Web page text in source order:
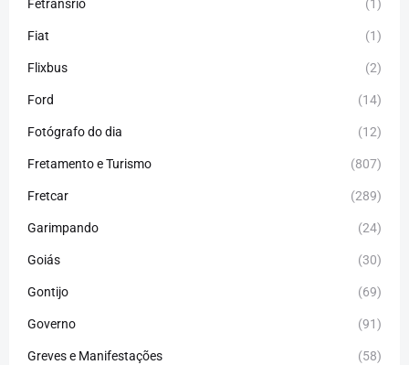
Fetransrio (1)
Fiat (1)
Flixbus (2)
Ford (14)
Fotógrafo do dia (12)
Fretamento e Turismo (807)
Fretcar (289)
Garimpando (24)
Goiás (30)
Gontijo (69)
Governo (91)
Greves e Manifestações (58)